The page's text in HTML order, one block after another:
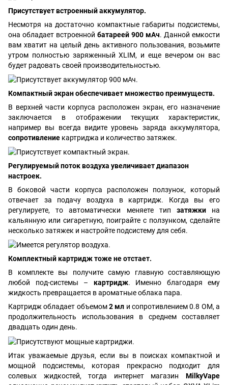
Присутствует встроенный аккумулятор.
Несмотря на достаточно компактные габариты подсистемы,
она обладает встроенной батареей 900 мАч. Данной емкости
вам хватит на целый день активного пользования, возьмите
утром полностью заряженный XLIM, и еще вечером он вас
будет радовать своей производительностью.
Компактный экран обеспечивает множество преимуществ.
В верхней части корпуса расположен экран, его назначение
заключается в отображении текущих характеристик,
например вы всегда видите уровень заряда аккумулятора,
сопротивление картриджа и количество затяжек.
Регулируемый поток воздуха увеличивает диапазон
настроек.
В боковой части корпуса расположен ползунок, который
отвечает за подачу воздуха в картридж. Когда вы его
регулируете, то автоматически меняете тип затяжкина
кальянную или сигаретную, поиграйте с ползунком, сделайте
несколько затяжек и настройте подсистему для себя.
Комплектный картридж тоже не отстает.
В комплекте вы получите самую главную составляющую
любой под-системы – картридж. Именно благодаря ему
жидкость превращается в ароматные облака пара.
Картридж обладает объемом2 мл и сопротивлением 0.8 ОМ, а
продолжительность использования в среднем составляет
двадцать один день.
Итак уважаемые друзья, если вы в поисках компактной и
мощной подсистемы, которая прекрасно подходит для
солевых жидкостей, тогда интернет магазин MilkyVape